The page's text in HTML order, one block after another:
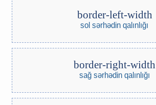
border-left-width
sol sərhədin qalınlığı
border-right-width
sağ sərhədin qalınlığı